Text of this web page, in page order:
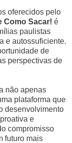
oferecidos pelo
Como Sacar! é
paulistas
e autossuficiente.
de
perspectivas de
não apenas
plataforma que
desenvolvimento
e
compromisso
futuro mais